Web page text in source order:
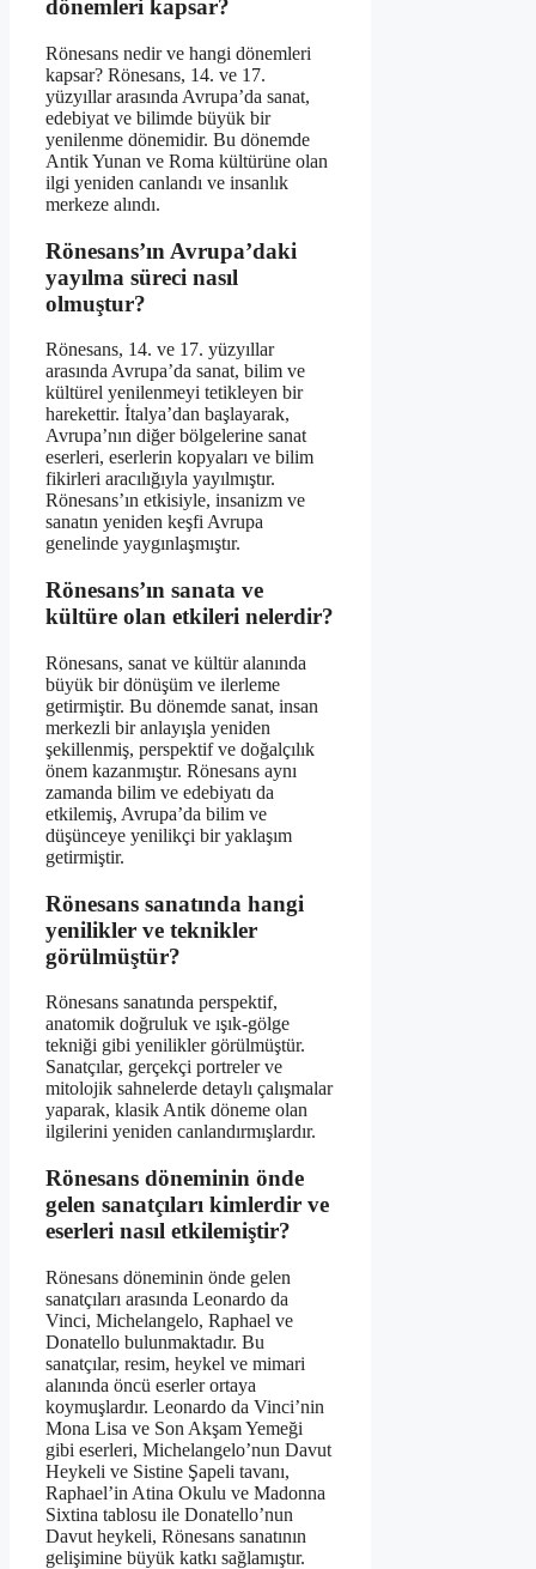
dönemleri kapsar?
Rönesans nedir ve hangi dönemleri
kapsar? Rönesans, 14. ve 17.
yüzyıllar arasında Avrupa’da sanat,
edebiyat ve bilimde büyük bir
yenilenme dönemidir. Bu dönemde
Antik Yunan ve Roma kültürüne olan
ilgi yeniden canlandı ve insanlık
merkeze alındı.
Rönesans’ın Avrupa’daki
yayılma süreci nasıl
olmuştur?
Rönesans, 14. ve 17. yüzyıllar
arasında Avrupa’da sanat, bilim ve
kültürel yenilenmeyi tetikleyen bir
harekettir. İtalya’dan başlayarak,
Avrupa’nın diğer bölgelerine sanat
eserleri, eserlerin kopyaları ve bilim
fikirleri aracılığıyla yayılmıştır.
Rönesans’ın etkisiyle, insanizm ve
sanatın yeniden keşfi Avrupa
genelinde yaygınlaşmıştır.
Rönesans’ın sanata ve
kültüre olan etkileri nelerdir?
Rönesans, sanat ve kültür alanında
büyük bir dönüşüm ve ilerleme
getirmiştir. Bu dönemde sanat, insan
merkezli bir anlayışla yeniden
şekillenmiş, perspektif ve doğalçılık
önem kazanmıştır. Rönesans aynı
zamanda bilim ve edebiyatı da
etkilemiş, Avrupa’da bilim ve
düşünceye yenilikçi bir yaklaşım
getirmiştir.
Rönesans sanatında hangi
yenilikler ve teknikler
görülmüştür?
Rönesans sanatında perspektif,
anatomik doğruluk ve ışık-gölge
tekniği gibi yenilikler görülmüştür.
Sanatçılar, gerçekçi portreler ve
mitolojik sahnelerde detaylı çalışmalar
yaparak, klasik Antik döneme olan
ilgilerini yeniden canlandırmışlardır.
Rönesans döneminin önde
gelen sanatçıları kimlerdir ve
eserleri nasıl etkilemiştir?
Rönesans döneminin önde gelen
sanatçıları arasında Leonardo da
Vinci, Michelangelo, Raphael ve
Donatello bulunmaktadır. Bu
sanatçılar, resim, heykel ve mimari
alanında öncü eserler ortaya
koymuşlardır. Leonardo da Vinci’nin
Mona Lisa ve Son Akşam Yemeği
gibi eserleri, Michelangelo’nun Davut
Heykeli ve Sistine Şapeli tavanı,
Raphael’in Atina Okulu ve Madonna
Sixtina tablosu ile Donatello’nun
Davut heykeli, Rönesans sanatının
gelişimine büyük katkı sağlamıştır.